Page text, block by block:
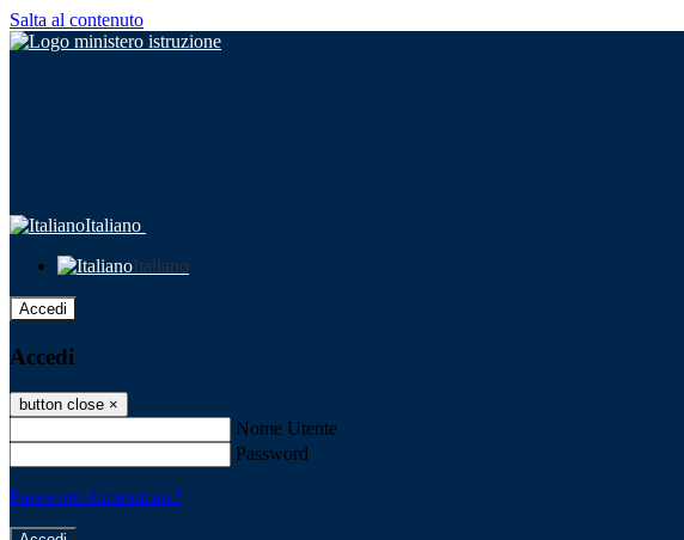
Salta al contenuto
Italiano
Italiano
Accedi
Accedi
button close ×
Nome Utente
Password
Password dimenticata?